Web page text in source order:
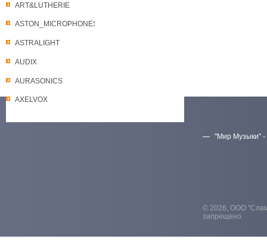
ART&LUTHERIE
ASTON_MICROPHONES
ASTRALIGHT
AUDIX
AURASONICS
AXELVOX
"Мир Музыки" -
© 2026, ООО
запрещено.